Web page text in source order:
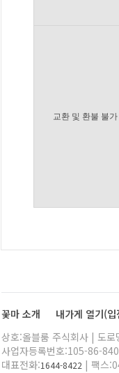
교환 및 환불 불가
꽃마 소개 내가게 열기(입
상호:올블룸 주식회사 | 도
사업자등록번호:105-86-
대표전화:1644-8422 | 팩스